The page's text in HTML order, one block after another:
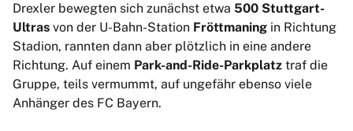
Drexler bewegten sich zunächst etwa 500 Stuttgart-
Ultras von der U-Bahn-Station Fröttmaning in Richtung
Stadion, rannten dann aber plötzlich in eine andere
Richtung. Auf einem Park-and-Ride-Parkplatz traf die
Gruppe, teils vermummt, auf ungefähr ebenso viele
Anhänger des FC Bayern.